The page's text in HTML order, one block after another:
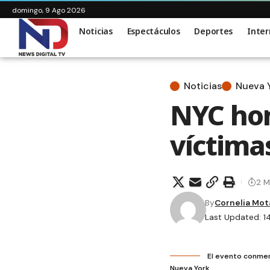
domingo, 9 Ago 2026
Noticias Espectáculos Deportes
Noticias Nueva
NYC
Last Updated:
ByCornelia
2
El evento